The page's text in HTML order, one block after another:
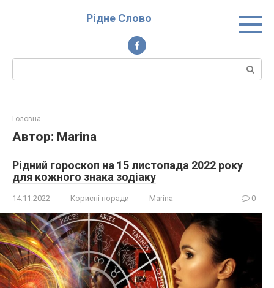
Рідне Слово
Пошук:
Головна
Автор: Marina
Рідний гороскоп на 15 листопада 2022 року
для кожного знака зодіаку
14.11.2022 Корисні поради Marina 0